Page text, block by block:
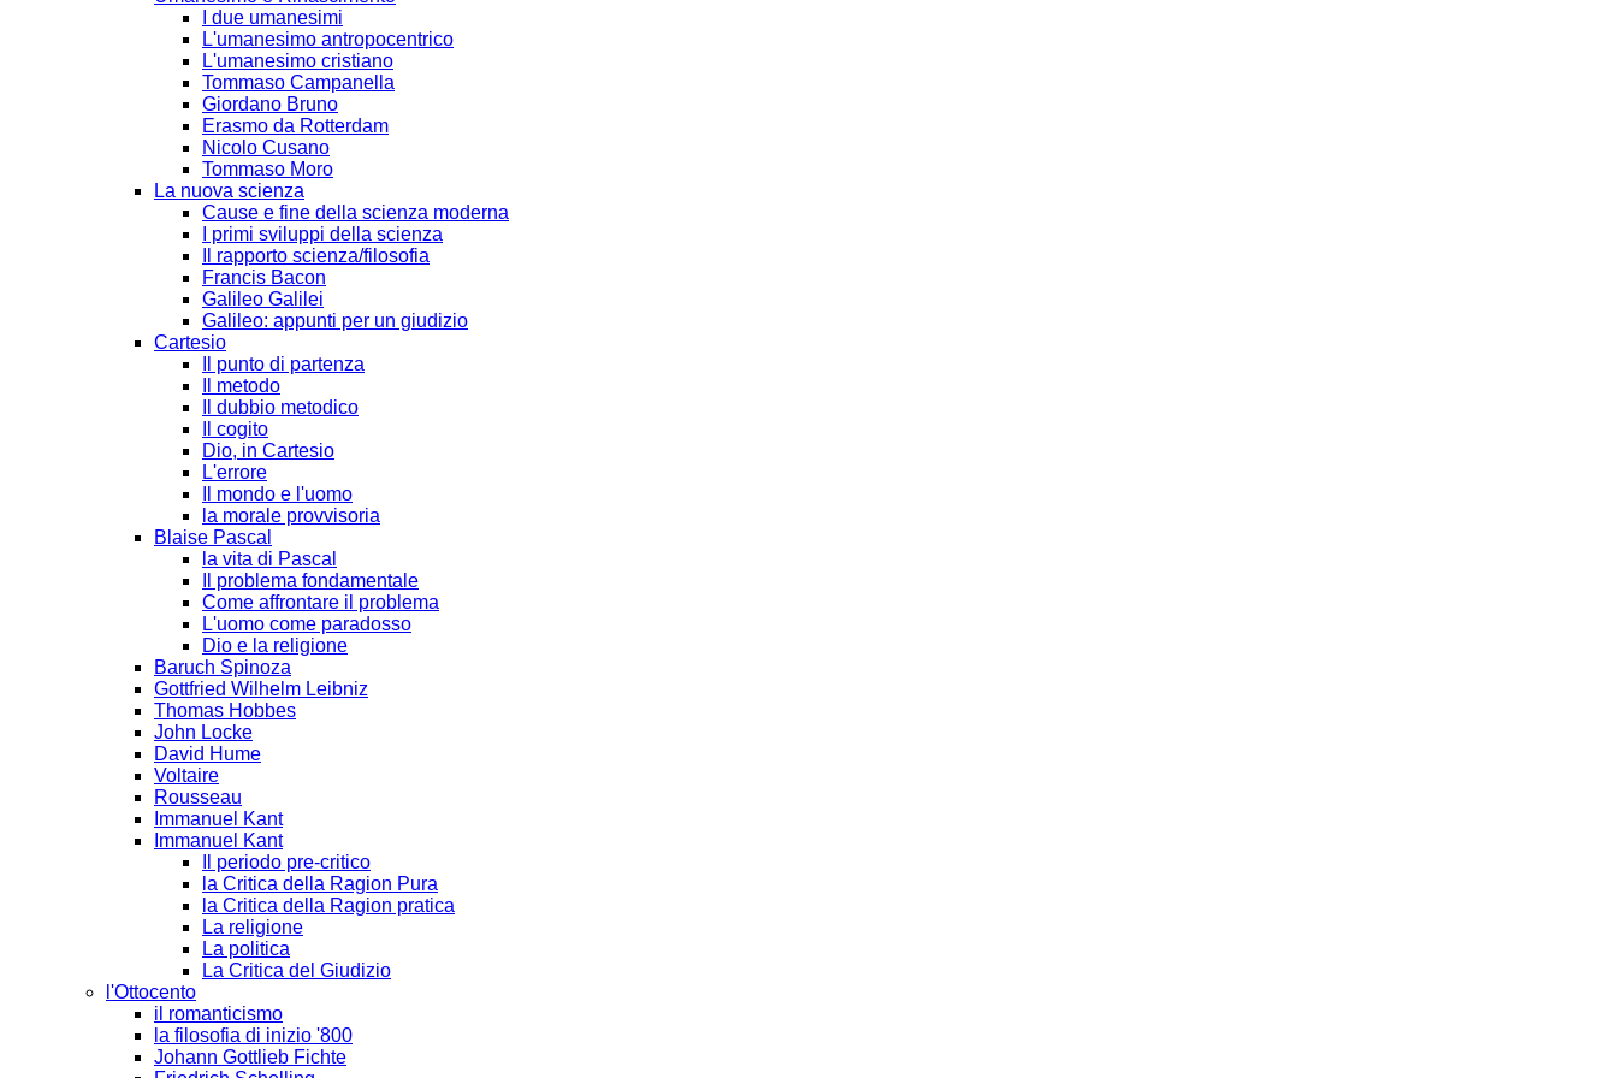
I due umanesimi
L'umanesimo antropocentrico
L'umanesimo cristiano
Tommaso Campanella
Giordano Bruno
Erasmo da Rotterdam
Nicolo Cusano
Tommaso Moro
La nuova scienza
Cause e fine della scienza moderna
I primi sviluppi della scienza
Il rapporto scienza/filosofia
Francis Bacon
Galileo Galilei
Galileo: appunti per un giudizio
Cartesio
Il punto di partenza
Il metodo
Il dubbio metodico
Il cogito
Dio, in Cartesio
L'errore
Il mondo e l'uomo
la morale provvisoria
Blaise Pascal
la vita di Pascal
Il problema fondamentale
Come affrontare il problema
L'uomo come paradosso
Dio e la religione
Baruch Spinoza
Gottfried Wilhelm Leibniz
Thomas Hobbes
John Locke
David Hume
Voltaire
Rousseau
Immanuel Kant
Immanuel Kant
Il periodo pre-critico
la Critica della Ragion Pura
la Critica della Ragion pratica
La religione
La politica
La Critica del Giudizio
l'Ottocento
il romanticismo
la filosofia di inizio '800
Johann Gottlieb Fichte